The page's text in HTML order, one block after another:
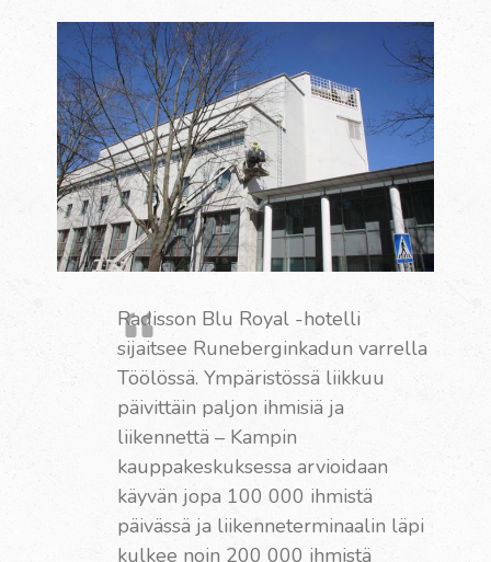
Radisson Blu Royal -hotelli
sijaitsee Runeberginkadun varrella
Töölössä.Ympäristössä liikkuu
päivittäin paljon ihmisiä ja
liikennettä – Kampin
kauppakeskuksessa arvioidaan
käyvän jopa 100 000 ihmistä
päivässä ja liikenneterminaalin läpi
kulkee noin 200 000 ihmistä